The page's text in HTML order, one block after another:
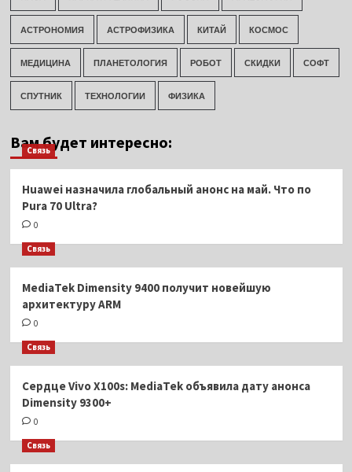
АСТРОНОМИЯ АСТРОФИЗИКА КИТАЙ КОСМОС
МЕДИЦИНА ПЛАНЕТОЛОГИЯ РОБОТ СКИДКИ СОФТ
СПУТНИК ТЕХНОЛОГИИ ФИЗИКА
Вам будет интересно:
Связь
Huawei назначила глобальный анонс на май. Что по
Pura 70 Ultra?
0
Связь
MediaTek Dimensity 9400 получит новейшую
архитектуру ARM
0
Связь
Сердце Vivo X100s: MediaTek объявила дату анонса
Dimensity 9300+
0
Связь